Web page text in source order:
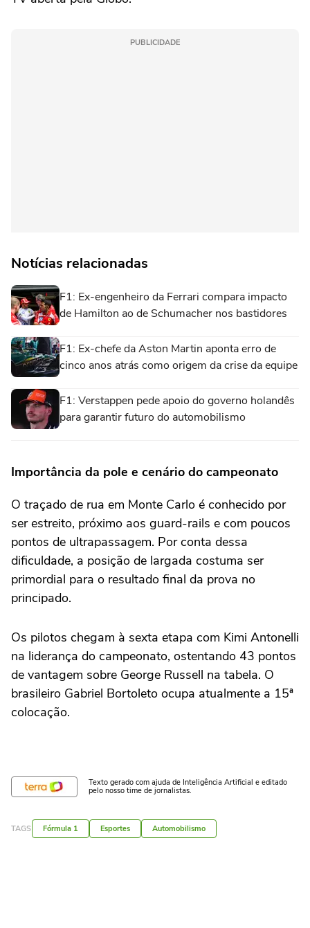
PUBLICIDADE
Notícias relacionadas
F1: Ex-engenheiro da Ferrari compara impacto
de Hamilton ao de Schumacher nos bastidores
F1: Ex-chefe da Aston Martin aponta erro de
cinco anos atrás como origem da crise da equipe
F1: Verstappen pede apoio do governo holandês
para garantir futuro do automobilismo
Importância da pole e cenário do campeonato
O traçado de rua em Monte Carlo é conhecido por
ser estreito, próximo aos guard-rails e com poucos
pontos de ultrapassagem. Por conta dessa
dificuldade, a posição de largada costuma ser
primordial para o resultado final da prova no
principado.
Os pilotos chegam à sexta etapa com Kimi Antonelli
na liderança do campeonato, ostentando 43 pontos
de vantagem sobre George Russell na tabela. O
brasileiro Gabriel Bortoleto ocupa atualmente a 15ª
colocação.
Texto gerado com ajuda de Inteligência Artificial e editado
pelo nosso time de jornalistas.
TAGS Fórmula 1 Esportes Automobilismo